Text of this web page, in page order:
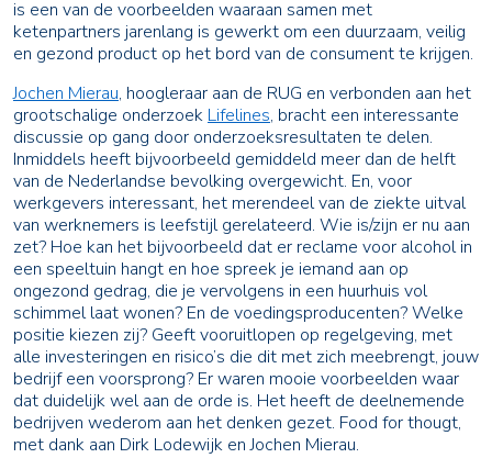
is een van de voorbeelden waaraan samen met
ketenpartners jarenlang is gewerkt om een duurzaam, veilig
en gezond product op het bord van de consument te krijgen.
Jochen Mierau, hoogleraar aan de RUG en verbonden aan het
grootschalige onderzoek Lifelines, bracht een interessante
discussie op gang door onderzoeksresultaten te delen.
Inmiddels heeft bijvoorbeeld gemiddeld meer dan de helft
van de Nederlandse bevolking overgewicht. En, voor
werkgevers interessant, het merendeel van de ziekte uitval
van werknemers is leefstijl gerelateerd. Wie is/zijn er nu aan
zet? Hoe kan het bijvoorbeeld dat er reclame voor alcohol in
een speeltuin hangt en hoe spreek je iemand aan op
ongezond gedrag, die je vervolgens in een huurhuis vol
schimmel laat wonen? En de voedingsproducenten? Welke
positie kiezen zij? Geeft vooruitlopen op regelgeving, met
alle investeringen en risico’s die dit met zich meebrengt, jouw
bedrijf een voorsprong? Er waren mooie voorbeelden waar
dat duidelijk wel aan de orde is. Het heeft de deelnemende
bedrijven wederom aan het denken gezet. Food for thougt,
met dank aan Dirk Lodewijk en Jochen Mierau.